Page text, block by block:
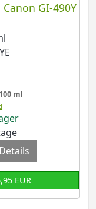
GI-490Y
ml
Details
EUR